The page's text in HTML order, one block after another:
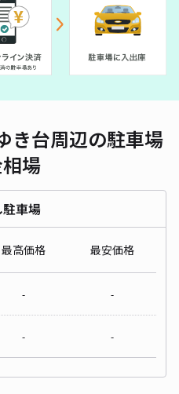
き台周辺の駐車場
場
駐車場
最高価格 最安価格
- -
- -